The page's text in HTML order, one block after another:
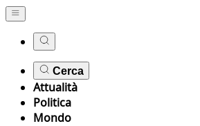
Cerca
Attualità
Politica
Mondo